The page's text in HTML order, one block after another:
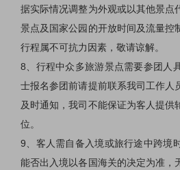
据实际情况调整为外观或以其他景点
景点及国家公园的开放时间及流量控
行程属不可抗力因素，敬请谅解。
8 、行程中众多旅游景点需要参团人
士报名参团前请提前联系我司工作人
及时通知，我司不能保证为客人提供
位。
9 、客人需自备入境或旅行途中跨境
能否出入境以各国海关的决定为准，